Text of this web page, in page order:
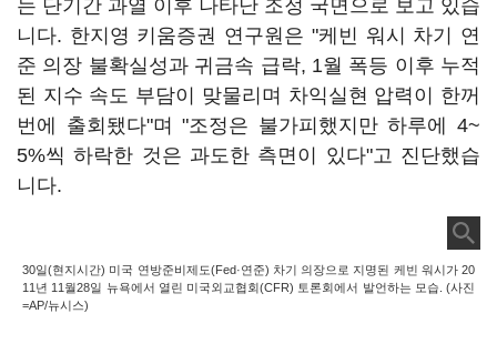
는 단기간 과열 이후 나타난 조정 국면으로 보고 있습
니다. 한지영 키움증권 연구원은 "케빈 워시 차기 연
준 의장 불확실성과 귀금속 급락, 1월 폭등 이후 누적
된 지수 속도 부담이 맞물리며 차익실현 압력이 한꺼
번에 출회됐다"며 "조정은 불가피했지만 하루에 4~
5%씩 하락한 것은 과도한 측면이 있다"고 진단했습
니다.
30일(현지시간) 미국 연방준비제도(Fed·연준) 차기 의장으로 지명된 케빈 워시가 20
11년 11월28일 뉴욕에서 열린 미국외교협회(CFR) 토론회에서 발언하는 모습. (사진
=AP/뉴시스)